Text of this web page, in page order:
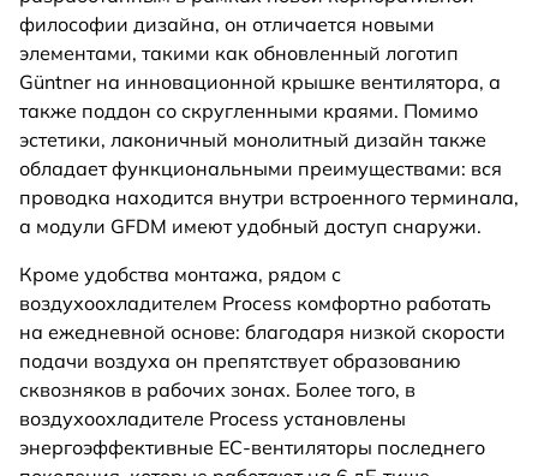
философии дизайна, он отличается новыми
элементами, такими как обновленный логотип
Güntner на инновационной крышке вентилятора, а
также поддон со скругленными краями. Помимо
эстетики, лаконичный монолитный дизайн также
обладает функциональными преимуществами: вся
проводка находится внутри встроенного терминала,
а модули GFDM имеют удобный доступ снаружи.
Кроме удобства монтажа, рядом с
воздухоохладителем Process комфортно работать
на ежедневной основе: благодаря низкой скорости
подачи воздуха он препятствует образованию
сквозняков в рабочих зонах. Более того, в
воздухоохладителе Process установлены
энергоэффективные EC-вентиляторы последнего